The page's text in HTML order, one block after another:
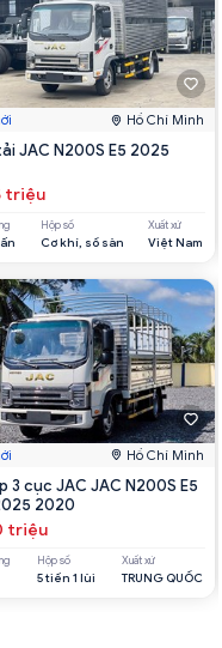
Hồ Chí Minh
JAC N200S E5 2025
triệu
Hộp số
Cơ khí, số sàn
Xuất xứ
Việt Nam
Hồ Chí Minh
3 cục JAC JAC N200S E5
2020
triệu
Hộp số
5 tiến 1 lùi
Xuất xứ
TRUNG QUỐC